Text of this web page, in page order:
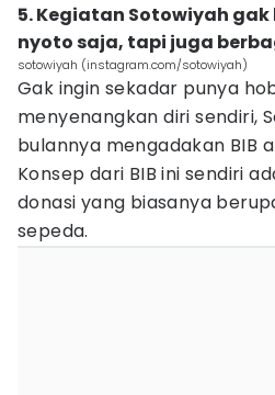
5. Kegiatan Sotowiyah
nyoto saja, tapi juga
sotowiyah (instagram.com/sotowiyah)
Gak ingin sekadar punya
menyenangkan diri sendiri,
bulannya mengadakan BIB
Konsep dari BIB ini sendiri
donasi yang biasanya
sepeda.